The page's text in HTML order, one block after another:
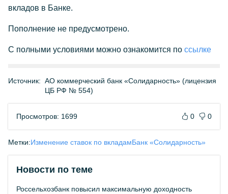
вкладов в Банке.
Пополнение не предусмотрено.
С полными условиями можно ознакомится по ссылке
Источник: АО коммерческий банк «Солидарность» (лицензия
ЦБ РФ № 554)
Просмотров: 1699 0 0
Метки:Изменение ставок по вкладамБанк «Солидарность»
Новости по теме
Россельхозбанк повысил максимальную доходность